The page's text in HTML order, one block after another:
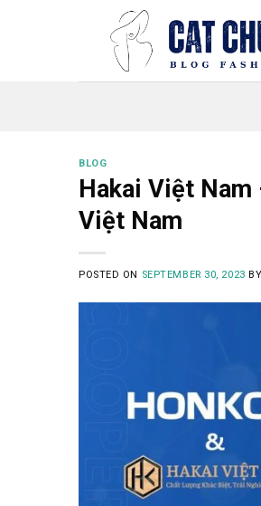
BLOG
Hakai Việt Nam
Việt Nam
POSTED ON SEPTEMBER 30, 2023 BY